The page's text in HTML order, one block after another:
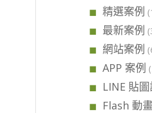
精選案例
最新案例
網站案例
APP 案例
LINE 貼
Flash 動